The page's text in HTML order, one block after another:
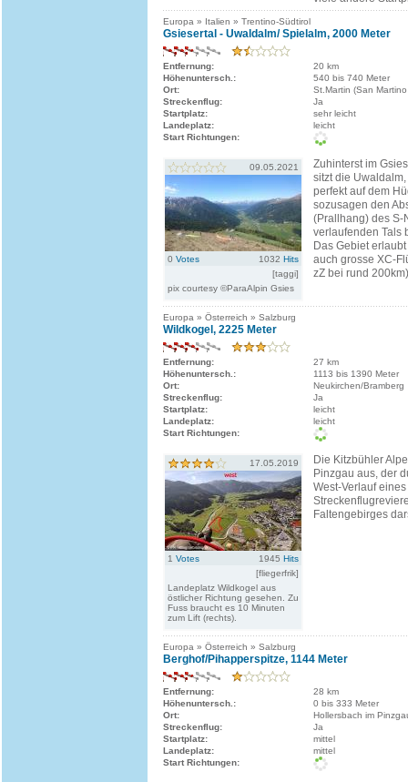
Europa » Italien » Trentino-Südtirol
Gsiesertal - Uwaldalm/ Spielalm, 2000 Meter
Entfernung:
20 km
Höhenuntersch.:
540 bis 740 Meter
Ort:
St.Martin (San
Streckenflug:
Ja
Startplatz:
sehr leicht
Landeplatz:
leicht
Start Richtungen:
09.05.2021
0 Votes 1032 Hits
[taggi]
pix courtesy ©ParaAlpin Gsies
Zuhinterst im
sitzt die
perfekt auf dem
sozusagen den
(Prallhang) des S-
verlaufenden Tals
Das Gebiet
auch grosse XC-
zZ bei rund
Europa » Österreich » Salzburg
Wildkogel, 2225 Meter
Entfernung:
27 km
Höhenuntersch.:
1113 bis 1390 Meter
Ort:
Neukirchen/Bramberg
Streckenflug:
Ja
Startplatz:
leicht
Landeplatz:
leicht
Start Richtungen:
17.05.2019
1 Votes 1945 Hits
[fliegerfrik]
Landeplatz Wildkogel aus
östlicher Richtung gesehen. Zu
Fuss braucht es 10 Minuten
zum Lift (rechts).
Die Kitzbühler
Pinzgau aus, der
West-Verlauf
Faltengebirges
Europa » Österreich » Salzburg
Berghof/Pihapperspitze, 1144 Meter
Entfernung:
28 km
Höhenuntersch.:
0 bis 333 Meter
Ort:
Hollersbach im
Streckenflug:
Ja
Startplatz:
mittel
Landeplatz:
mittel
Start Richtungen: